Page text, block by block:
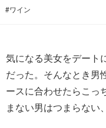
#ワイン
気になる美女をデート
だった。そんなとき男
ースに合わせたらこっ
まない男はつまらない